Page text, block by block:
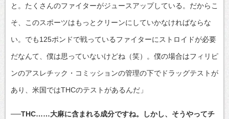
と。たくさんのファイターがジュースアップしている。だからこ
そ、このスポーツはもっとクリーンにしていかなければならな
い。でも125ポンドで戦っているファイターにストロイドが必要
だなんて、僕は思っていないけどね（笑）。僕の場合はフィリピ
ンのアスレチック・コミッションの管理の下でドラッグテストが
あり、米国ではTHCのテストがあるんだ」
──THC……大麻に含まれる成分ですね。しかし、そうやってチ